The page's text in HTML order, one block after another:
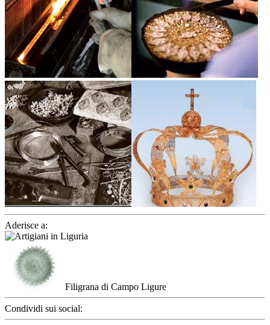
Aderisce a:
Filigrana di Campo Ligure
Condividi sui social: